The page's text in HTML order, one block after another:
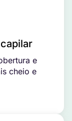
e
cheio e